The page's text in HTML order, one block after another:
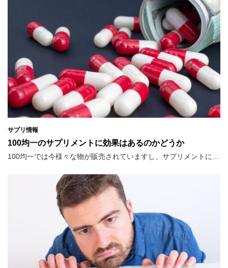
サプリ情報
100均一のサプリメントに効果はあるのかどうか
100均一では今様々な物が販売されていますし、サプリメントに…